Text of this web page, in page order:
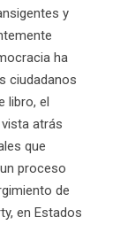
y
ha
ciudadanos
libro, el
atrás
que
proceso
de
en Estados